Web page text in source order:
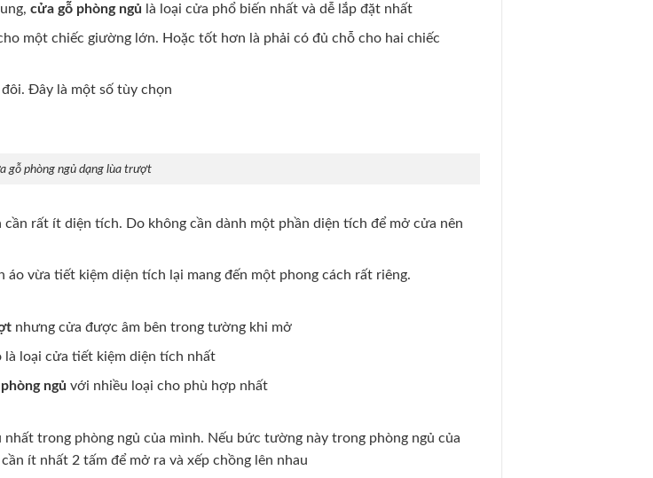
cửa gỗ phòng ngủ là loại cửa phổ biến nhất và dễ lắp đặt nhất
một chiếc giường lớn. Hoặc tốt hơn là phải có đủ chỗ cho hai chiếc
Đây là một số tùy chọn
gỗ phòng ngủ dạng lùa trượt
rất ít diện tích. Do không cần dành một phần diện tích để mở cửa nên
vừa tiết kiệm diện tích lại mang đến một phong cách rất riêng.
nhưng cửa được âm bên trong tường khi mở
là loại cửa tiết kiệm diện tích nhất
ngủ với nhiều loại cho phù hợp nhất
trong phòng ngủ của mình. Nếu bức tường này trong phòng ngủ của
ít nhất 2 tấm để mở ra và xếp chồng lên nhau